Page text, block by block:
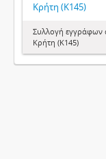
Κρήτη (Κ145)
Συλλογή εγγράφων
Κρήτη (Κ145)